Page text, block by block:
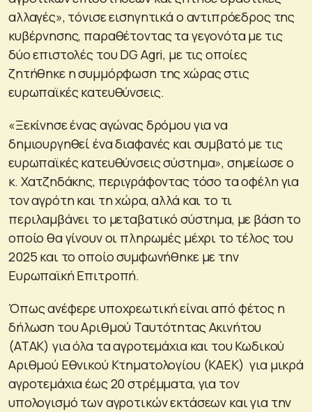
αλλαγές», τόνισε εισηγητικά ο αντιπρόεδρος της
κυβέρνησης, παραθέτοντας τα γεγονότα με τις
δύο επιστολές του DG Agri, με τις οποίες
ζητήθηκε η συμμόρφωση της χώρας στις
ευρωπαϊκές κατευθύνσεις.
«Ξεκίνησε ένας αγώνας δρόμου για να
δημιουργηθεί ένα διαφανές και συμβατό με τις
ευρωπαϊκές κατευθύνσεις σύστημα», σημείωσε ο
κ. Χατζηδάκης, περιγράφοντας τόσο τα οφέλη για
τον αγρότη και τη χώρα, αλλά και το τι
περιλαμβάνει το μεταβατικό σύστημα, με βάση το
οποίο θα γίνουν οι πληρωμές μέχρι το τέλος του
2025 και το οποίο συμφωνήθηκε με την
Ευρωπαϊκή Επιτροπή.
Όπως ανέφερε υποχρεωτική είναι από φέτος η
δήλωση του Αριθμού Ταυτότητας Ακινήτου
(ΑΤΑΚ) για όλα τα αγροτεμάχια και του Κωδικού
Αριθμού Εθνικού Κτηματολογίου (ΚΑΕΚ) για μικρά
αγροτεμάχια έως 20 στρέμματα, για τον
υπολογισμό των αγροτικών εκτάσεων και για την